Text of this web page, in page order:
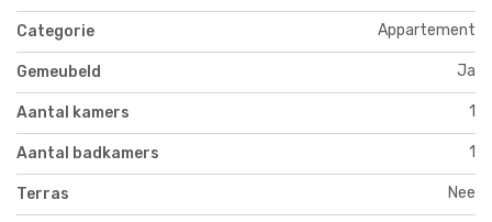
Categorie Appartement
Gemeubeld Ja
Aantal kamers 1
Aantal badkamers 1
Terras Nee